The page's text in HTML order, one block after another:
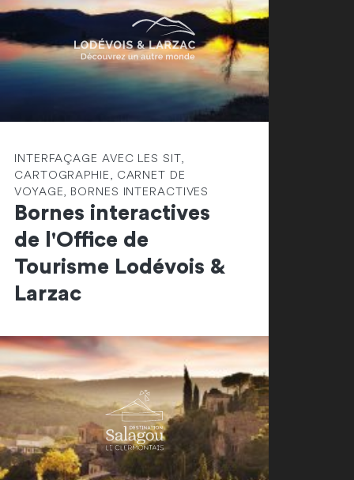
INTERFAÇAGE AVEC LES SIT,
CARTOGRAPHIE, CARNET DE
VOYAGE, BORNES INTERACTIVES
Bornes interactives
de l'Office de
Tourisme Lodévois &
Larzac